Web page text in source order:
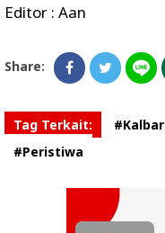
Editor : Aan
Share:
Tag Terkait: #Kalbar
#Peristiwa